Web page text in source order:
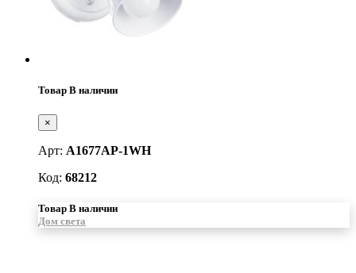
Товар В наличии
×
Арт: A1677AP-1WH
Код: 68212
Товар В наличии
Дом света